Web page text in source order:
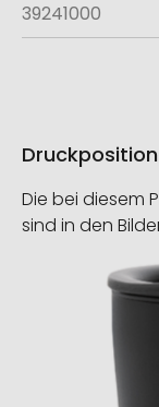
39241000
Druckposition
Die bei diesem
sind in den